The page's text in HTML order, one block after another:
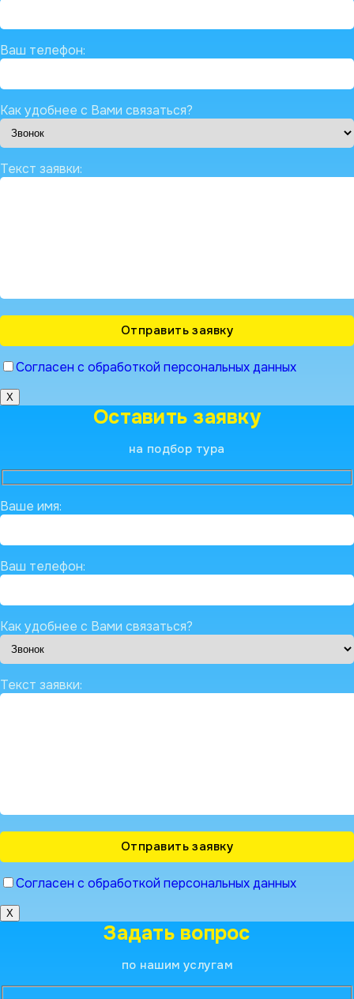
Ваш телефон:
Как удобнее с Вами связаться?
Текст заявки:
Согласен с обработкой персональных данных
X
Оставить заявку
на подбор тура
Ваше имя:
Ваш телефон:
Как удобнее с Вами связаться?
Текст заявки:
Согласен с обработкой персональных данных
X
Задать вопрос
по нашим услугам